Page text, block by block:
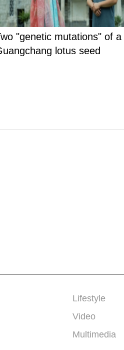
Lifestyle
Video
Multimedia